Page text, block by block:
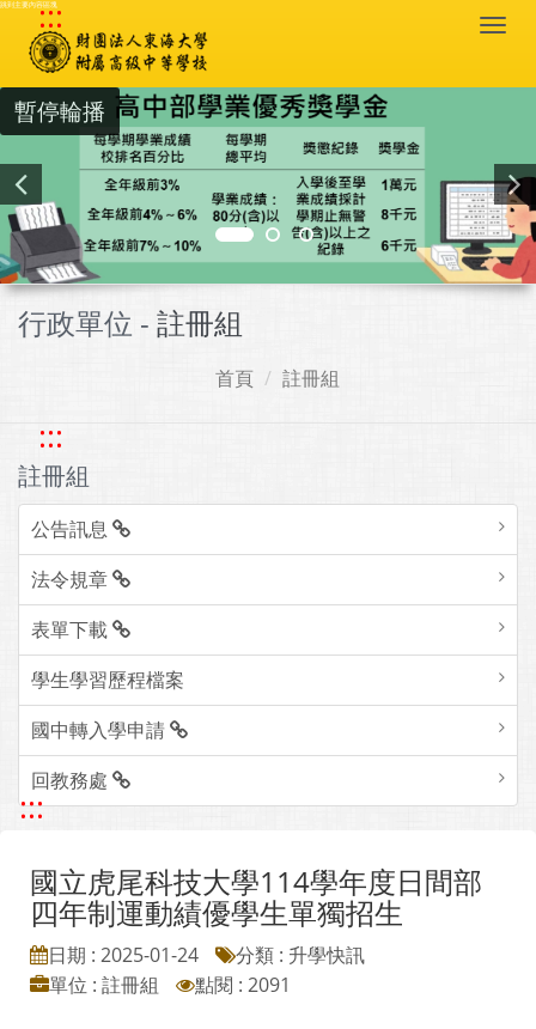
跳到主要內容區塊
:::
暫停輪播
行政單位 - 註冊組
首頁 註冊組
:::
註冊組
公告訊息
法令規章
表單下載
學生學習歷程檔案
國中轉入學申請
回教務處
:::
國立虎尾科技大學114學年度日間部
四年制運動績優學生單獨招生
日期 : 2025-01-24
分類 : 升學快訊
單位 : 註冊組
點閱 : 2091